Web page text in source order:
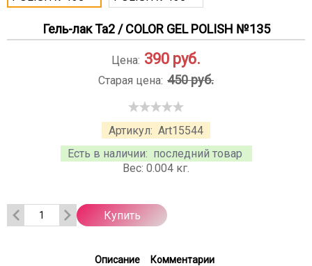
Гель-лак Ta2 / COLOR GEL POLISH №135
Артикул: Art15544
Есть в наличии: последний товар
Вес: 0.004 кг.
Цена: 390 руб.
Старая цена: 450 руб.
Купить
Описание Комментарии